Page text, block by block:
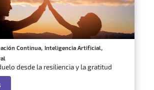
Continua, Inteligencia Artificial,
desde la resiliencia y la gratitud